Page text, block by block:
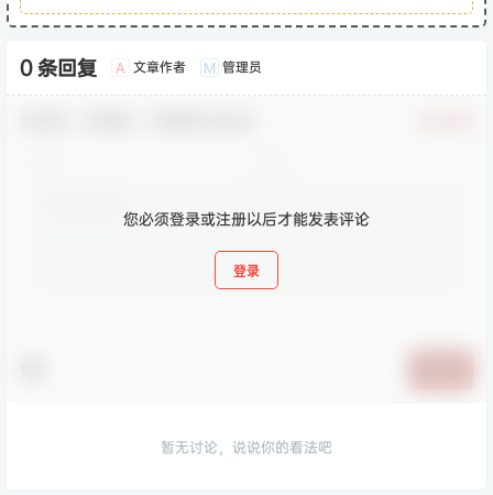
0 条回复 A 文章作者 M 管理员
您必须登录或注册以后才能发表评论
登录
暂无讨论，说说你的看法吧